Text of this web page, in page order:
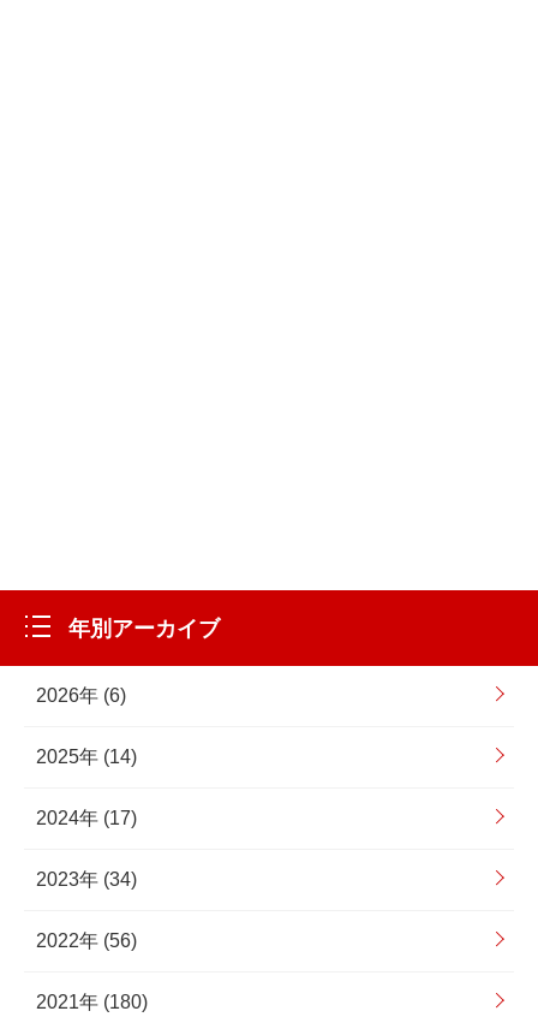
年別アーカイブ
2026年 (6)
2025年 (14)
2024年 (17)
2023年 (34)
2022年 (56)
2021年 (180)